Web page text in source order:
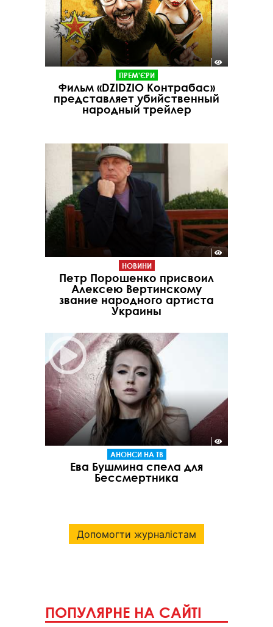
ПРЕМ'ЄРИ
Фильм «DZIDZIO Контрабас»
представляет убийственный
народный трейлер
НОВИНИ
Петр Порошенко присвоил
Алексею Вертинскому
звание народного артиста
Украины
АНОНСИ НА ТВ
Ева Бушмина спела для
Бессмертника
Допомогти журналістам
ПОПУЛЯРНЕ НА САЙТІ